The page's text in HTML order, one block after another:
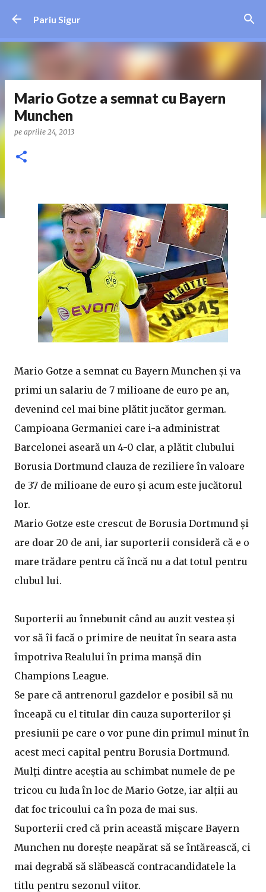
Treceți la conținutul principal
Pariu Sigur
Mario Gotze a semnat cu Bayern
Munchen
pe aprilie 24, 2013
Mario Gotze a semnat cu Bayern Munchen și va
primi un salariu de 7 milioane de euro pe an,
devenind cel mai bine plătit jucător german.
Campioana Germaniei care i-a administrat
Barcelonei aseară un 4-0 clar, a plătit clubului
Borusia Dortmund clauza de reziliere în valoare
de 37 de milioane de euro și acum este jucătorul
lor.
Mario Gotze este crescut de Borusia Dortmund și
are doar 20 de ani, iar suporterii consideră că e o
mare trădare pentru că încă nu a dat totul pentru
clubul lui.
Suporterii au înnebunit când au auzit vestea și
vor să îi facă o primire de neuitat în seara asta
împotriva Realului în prima manșă din
Champions League.
Se pare că antrenorul gazdelor e posibil să nu
înceapă cu el titular din cauza suporterilor și
presiunii pe care o vor pune din primul minut în
acest meci capital pentru Borusia Dortmund.
Mulți dintre aceștia au schimbat numele de pe
tricou cu Iuda în loc de Mario Gotze, iar alții au
dat foc tricoului ca în poza de mai sus.
Suporterii cred că prin această mișcare Bayern
Munchen nu dorește neapărat să se întărească, ci
mai degrabă să slăbească contracandidatele la
titlu pentru sezonul viitor.